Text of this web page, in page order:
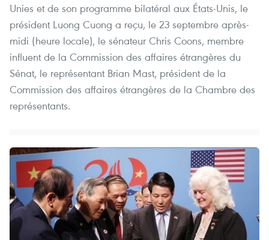
Unies et de son programme bilatéral aux États-Unis, le
président Luong Cuong a reçu, le 23 septembre après-
midi (heure locale), le sénateur Chris Coons, membre
influent de la Commission des affaires étrangères du
Sénat, le représentant Brian Mast, président de la
Commission des affaires étrangères de la Chambre des
représentants.